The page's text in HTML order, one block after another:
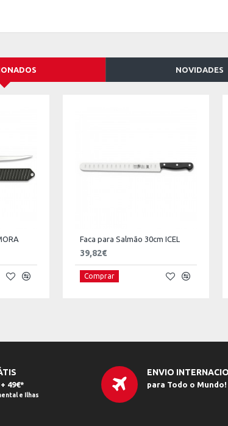
NOVIDADES
Faca para Salmão 30cm ICEL
39,82€
Comprar
49€*
e Ilhas
ENVIO
para Todo o Mundo!